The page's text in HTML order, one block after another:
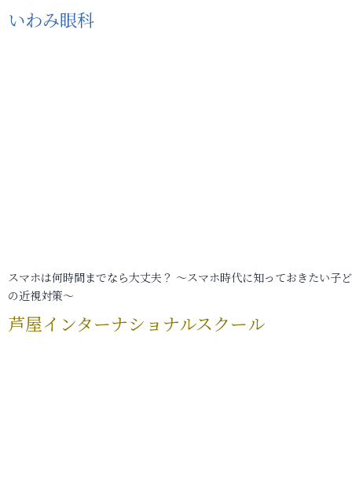
いわみ眼科
スマホは何時間までなら大丈夫？ ～スマホ時代に知っておきたい子
の近視対策～
芦屋インターナショナルスクール